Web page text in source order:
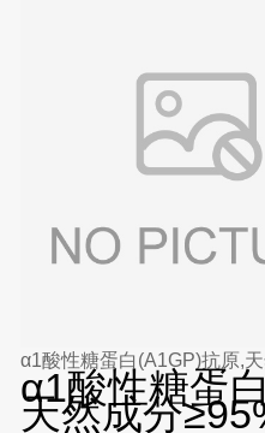
α1酸性糖蛋白(A1GP)抗原,
α1酸性糖蛋
天然成分